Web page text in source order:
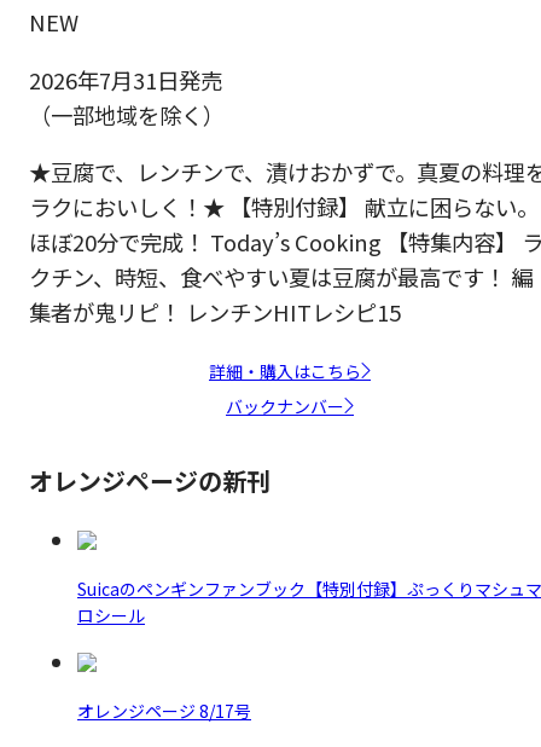
NEW
2026年7月31日発売
（一部地域を除く）
★豆腐で、レンチンで、漬けおかずで。真夏の料理
ラクにおいしく！★ 【特別付録】 献立に困らない。
ほぼ20分で完成！ Today’s Cooking 【特集内容】
クチン、時短、食べやすい夏は豆腐が最高です！ 編
集者が鬼リピ！ レンチンHITレシピ15
詳細・購入はこちら
バックナンバー
オレンジページの新刊
Suicaのペンギンファンブック【特別付録】ぷっくりマシュマ
ロシール
オレンジページ 8/17号